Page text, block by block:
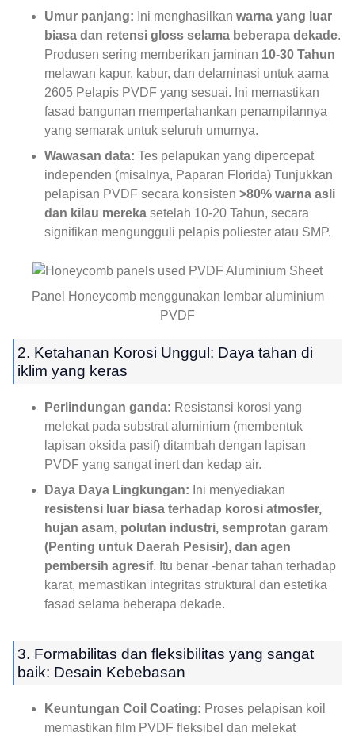
Umur panjang: Ini menghasilkan warna yang luar
biasa dan retensi gloss selama beberapa dekade.
Produsen sering memberikan jaminan 10-30 Tahun
melawan kapur, kabur, dan delaminasi untuk aama
2605 Pelapis PVDF yang sesuai. Ini memastikan
fasad bangunan mempertahankan penampilannya
yang semarak untuk seluruh umurnya.
Wawasan data: Tes pelapukan yang dipercepat
independen (misalnya, Paparan Florida) Tunjukkan
pelapisan PVDF secara konsisten >80% warna asli
dan kilau mereka setelah 10-20 Tahun, secara
signifikan mengungguli pelapis poliester atau SMP.
Panel Honeycomb menggunakan lembar aluminium
PVDF
2. Ketahanan Korosi Unggul: Daya tahan di
iklim yang keras
Perlindungan ganda: Resistansi korosi yang
melekat pada substrat aluminium (membentuk
lapisan oksida pasif) ditambah dengan lapisan
PVDF yang sangat inert dan kedap air.
Daya Daya Lingkungan: Ini menyediakan
resistensi luar biasa terhadap korosi atmosfer,
hujan asam, polutan industri, semprotan garam
(Penting untuk Daerah Pesisir), dan agen
pembersih agresif. Itu benar -benar tahan terhadap
karat, memastikan integritas struktural dan estetika
fasad selama beberapa dekade.
3. Formabilitas dan fleksibilitas yang sangat
baik: Desain Kebebasan
Keuntungan Coil Coating: Proses pelapisan koil
memastikan film PVDF fleksibel dan melekat